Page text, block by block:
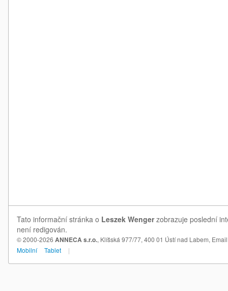
Tato informační stránka o Leszek Wengerzobrazuje poslední
není redigován.
© 2000-2026 ANNECA s.r.o., Klíšská 977/77, 400 01 Ústí nad Labem,
Mobilní
Tablet |